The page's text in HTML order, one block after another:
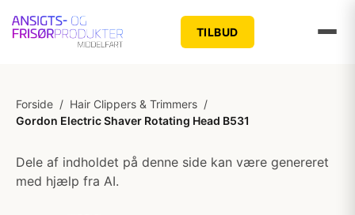
TILBUD
Forside / Hair Clippers & Trimmers /
Gordon Electric Shaver Rotating Head B531
Dele af indholdet på denne side kan være genereret
med hjælp fra AI.